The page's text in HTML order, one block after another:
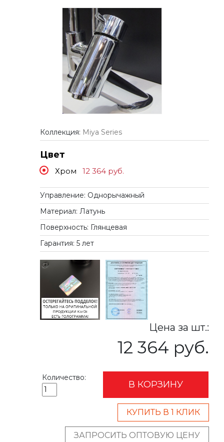
Коллекция: Miya Series
Цвет
Хром 12 364 руб.
Управление: Однорычажный
Материал: Латунь
Поверхность: Глянцевая
Гарантия: 5 лет
Цена за шт.:
12 364 руб.
Количество:
В КОРЗИНУ
КУПИТЬ В 1 КЛИК
ЗАПРОСИТЬ ОПТОВУЮ ЦЕНУ